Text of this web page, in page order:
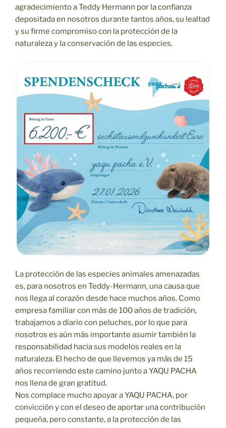
agradecimiento a Teddy Hermann por la confianza
depositada en nosotros durante tantos años, su lealtad
y su firme compromiso con la protección de la
naturaleza y la conservación de las especies.
La protección de las especies animales amenazadas
es, para nosotros en Teddy-Hermann, una causa que
nos llega al corazón desde hace muchos años. Como
empresa familiar con más de 100 años de tradición,
trabajamos a diario con peluches, por lo que para
nosotros es aún más importante asumir también la
responsabilidad hacia sus modelos reales en la
naturaleza. El hecho de que llevemos ya más de 15
años recorriendo este camino junto a YAQU PACHA
nos llena de gran gratitud.
Nos complace mucho apoyar a YAQU PACHA, por
convicción y con el deseo de aportar una contribución
pequeña, pero constante, a la protección de las